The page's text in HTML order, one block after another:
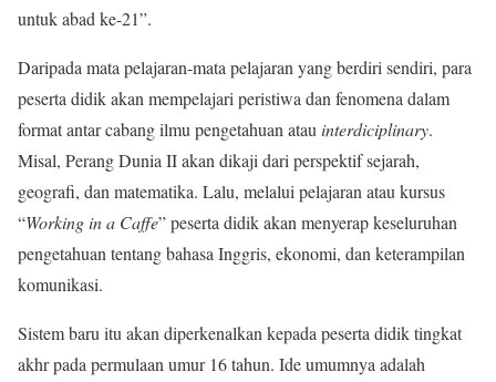
untuk abad ke-21”.
Daripada mata pelajaran-mata pelajaran yang berdiri sendiri, para
peserta didik akan mempelajari peristiwa dan fenomena dalam
format antar cabang ilmu pengetahuan atau interdiciplinary.
Misal, Perang Dunia II akan dikaji dari perspektif sejarah,
geografi, dan matematika. Lalu, melalui pelajaran atau kursus
“Working in a Caffe” peserta didik akan menyerap keseluruhan
pengetahuan tentang bahasa Inggris, ekonomi, dan keterampilan
komunikasi.
Sistem baru itu akan diperkenalkan kepada peserta didik tingkat
akhr pada permulaan umur 16 tahun. Ide umumnya adalah